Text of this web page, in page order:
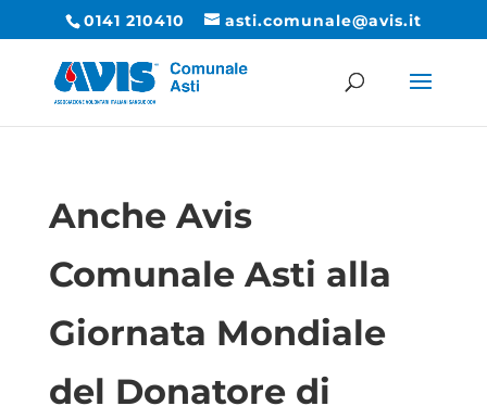
0141 210410 asti.comunale@avis.it
Anche Avis
Comunale Asti alla
Giornata Mondiale
del Donatore di